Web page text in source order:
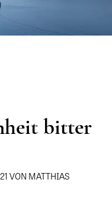
bitter
VON MATTHIAS